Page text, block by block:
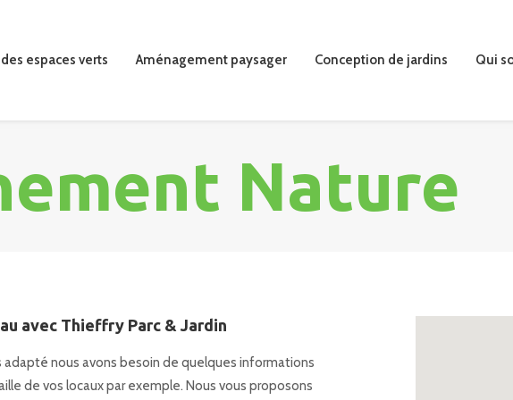
espaces verts Aménagement paysager Conception de jardins Qui
Nature
avec Thieffry Parc & Jardin
nous avons besoin de quelques informations
de vos locaux par exemple. Nous vous proposons